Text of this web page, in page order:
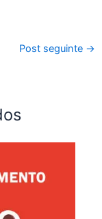
Post seguinte →